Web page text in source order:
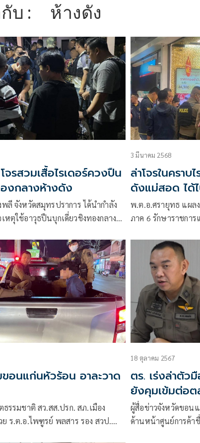
บ : ห้างดัง
รสวมเสื้อไรเดอร์ควงปืน
งกลางห้างดัง
ลี จังหวัดสมุทรปราการ ได้นำกำลัง
หตุใช้อาวุธปืนบุกเดี่ยวชิงทองกลาง
3 มีนาคม 2568
ล่าโจรในครา
ดังแม่สอด ได้
ล้าน
พ.ต.อ.ศรายุทธ แผล
ภาค 6 รักษาราชกา
กำกับการสืบสวน สภ.
อนแก่นหัวร้อน อาละวาด
รรมชาติ สว.สส.ปรก. สภ.เมือง
ร.ต.อ.ไพฑูรย์ พลสาร รอง สวป.
18 ตุลาคม 2567
ตร. เร่งล่าตัว
ยังคุมเข้มต่อ
ผู้สื่อข่าวจังหวัดขอน
ด้านหน้าศูนย์การค้า